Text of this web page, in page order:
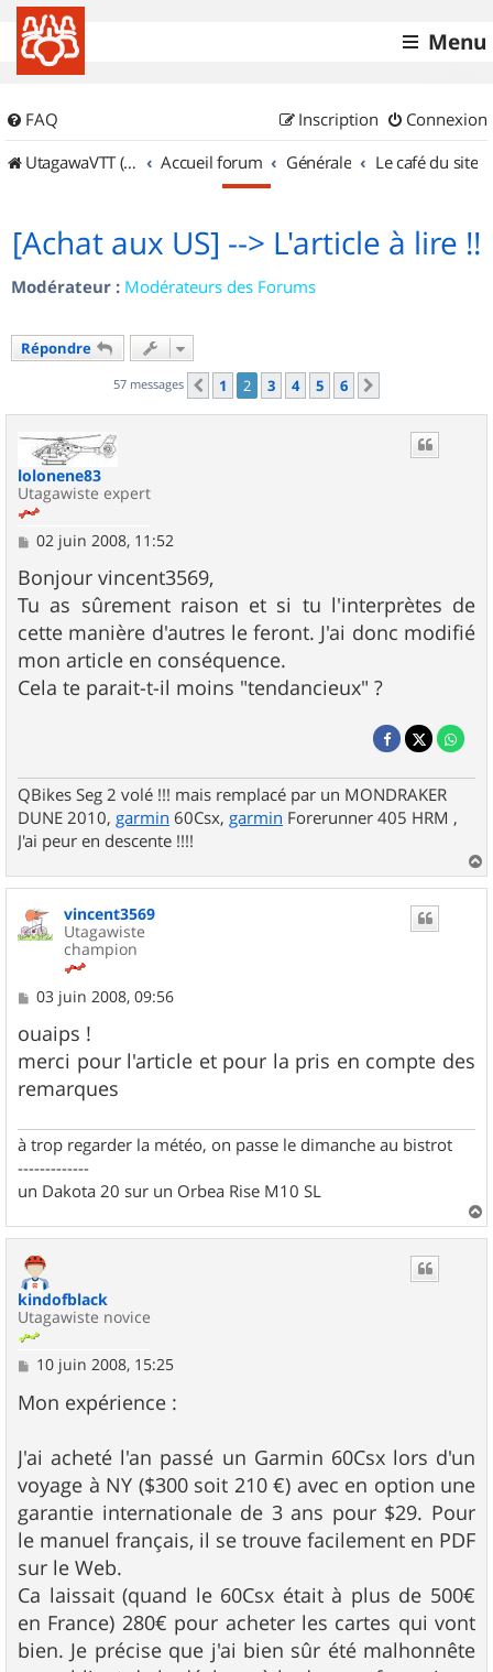
Menu
FAQ Connexion
Inscription
UtagawaVTT (Randos VTT et VTTAE avec traces GPS)
Accueil forum Générale Le café du site
[Achat aux US] --> L'article à lire !!
Modérateur : Modérateurs des Forums
Répondre
57 messages Précédent
1 2 3 4 5 6
lolonene83
Utagawiste expert
M
s
s
a
g
e
02 juin 2008, 11:52
Bonjour vincent3569,
Tu as sûrement raison et si tu l'interprètes de
cette manière d'autres le feront. J'ai donc modifié
mon article en conséquence.
Cela te parait-t-il moins "tendancieux" ?
QBikes Seg 2 volé !!! mais remplacé par un MONDRAKER
DUNE 2010, garmin 60Csx, garmin Forerunner 405 HRM ,
J'ai peur en descente !!!!
a
u
vincent3569
Utagawiste
champion
M
s
s
a
g
e
03 juin 2008, 09:56
ouaips !
merci pour l'article et pour la pris en compte des
remarques
à trop regarder la météo, on passe le dimanche au bistrot
-------------
un Dakota 20 sur un Orbea Rise M10 SL
a
kindofblack
Utagawiste novice
M
s
s
g
e
10 juin 2008, 15:25
Mon expérience :
J'ai acheté l'an passé un Garmin 60Csx lors d'un
voyage à NY ($300 soit 210 €) avec en option une
garantie internationale de 3 ans pour $29. Pour
le manuel français, il se trouve facilement en PDF
sur le Web.
Ca laissait (quand le 60Csx était à plus de 500€
en France) 280€ pour acheter les cartes qui vont
bien. Je précise que j'ai bien sûr été malhonnête